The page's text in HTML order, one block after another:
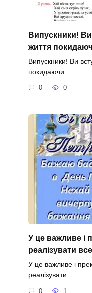
Випускники!
життя
Випускники! Ви
покидаючи
0 0
У це важливе і
реалізувати
У це важливе і
реалізувати
0 1